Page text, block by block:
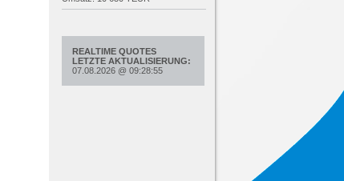
REALTIME QUOTES
LETZTE AKTUALISIERUNG:
07.08.2026 @ 09:28:55